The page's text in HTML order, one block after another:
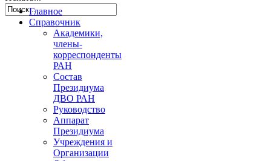
Главное
Справочник
Академики,
члены-
корреспонденты
РАН
Состав
Президиума
ДВО РАН
Руководство
Аппарат
Президиума
Учреждения и
Организации